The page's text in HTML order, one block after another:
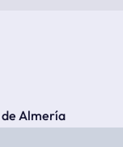
Almería